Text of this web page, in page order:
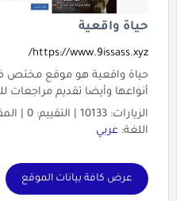
حياة واقعية
https://www.9issass.xyz/
حياة واقعية هو موقع
أنواعها وأيضا تقديم مراجعات
الزيارات: 10133 | التقييم: 0 | المقيّمين: 0 | الدولة:
اللغة: عربي
عرض كافة بيانات الموقع